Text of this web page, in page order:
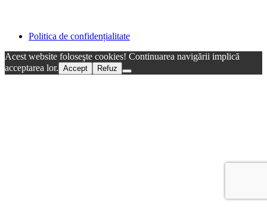
Politica de confidențialitate
Acest website foloseşte cookies! Continuarea navigării implică
acceptarea lor. Accept Refuz